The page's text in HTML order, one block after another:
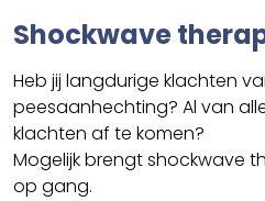
Dry
Kaak- en
Shockwave
Heb jij langdurige klachten
peesaanhechting? Al van
klachten af te komen?
Mogelijk brengt shockwave
op gang.